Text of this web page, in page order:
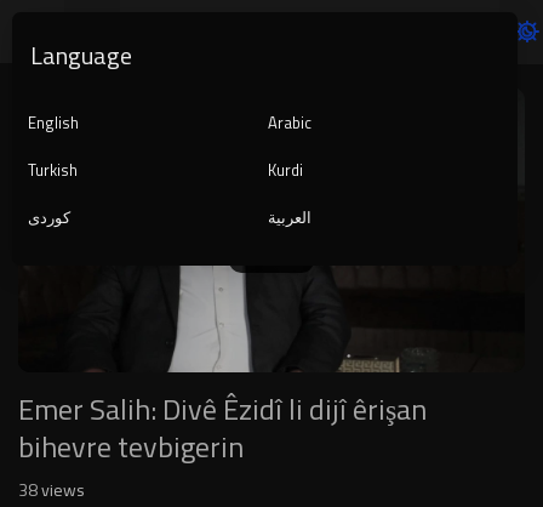
Player
Emer Salih: Divê Êzidî li dijî êrişan
bihevre tevbigerin
38views
Language
English
Arabic
Turkish
Kurdi
کوردی
العربية